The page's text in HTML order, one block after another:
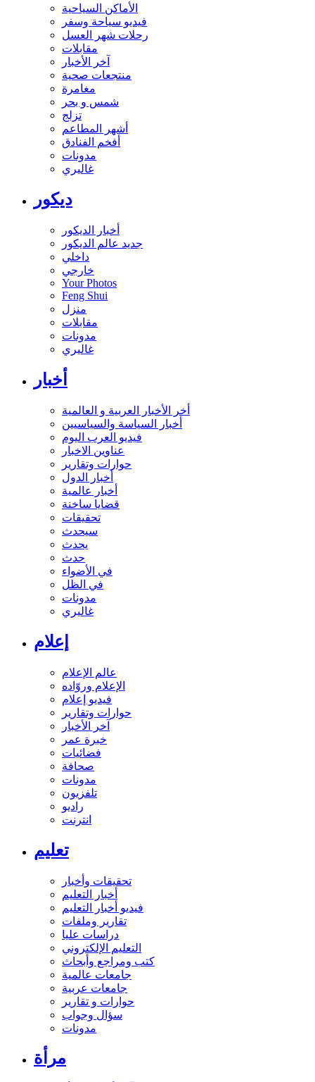
الأماكن السياحية
فيديو سياحة وسفر
رحلات شهر العسل
مقابلات
آخر الأخبار
منتجعات صحية
مغامرة
شمس و بحر
تزلج
أشهر المطاعم
أفخم الفنادق
مدونات
غاليري
ديكور
أخبار الديكور
جديد عالم الديكور
داخلي
خارجي
Your Photos
Feng Shui
منزل
مقابلات
مدونات
غاليري
أخبار
أخر الأخبار العربية و العالمية
أخبار السياسة والسياسيين
فيديو العرب اليوم
عناوين الاخبار
حوارات وتقارير
أخبار الدول
أخبار عالمية
قضايا ساخنة
تحقيقات
سيحدث
يحدث
حدث
في الأضواء
في الظل
مدونات
غاليري
إعلام
عالم الإعلام
الإعلام وروّاده
فيديو إعلام
حوارات وتقارير
آخر الأخبار
خبرة عمر
فضائيات
صحافة
مدونات
تلفزيون
راديو
انترنت
تعليم
تحقيقات وأخبار
أخبار التعليم
فيديو أخبار التعليم
تقارير وملفات
دراسات عليا
التعليم الإلكتروني
كتب ومراجع وأبحاث
جامعات عالمية
جامعات عربية
حوارات و تقارير
سؤال وجواب
مدونات
مرأة